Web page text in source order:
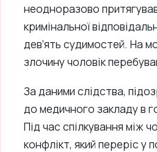
неодноразово
кримінальної
дев’ять судимостей. На
злочину чоловік
За даними слідства,
до медичного закладу в
Під час спілкування між
конфлікт, який переріс у